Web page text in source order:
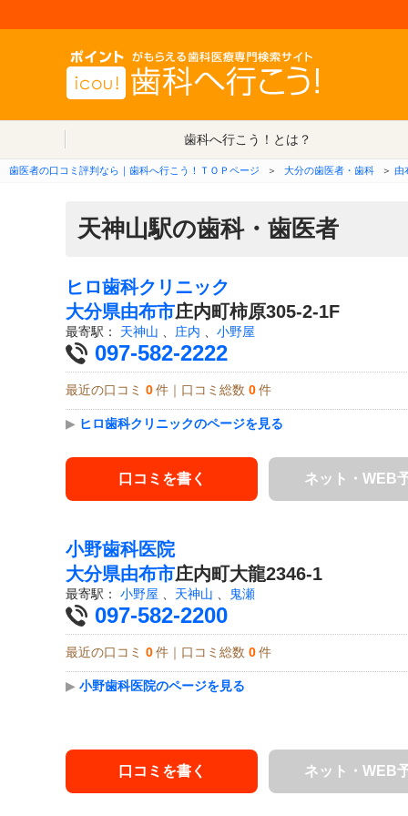
歯科へ行こう！とは？
歯医者の口コミ評判なら｜歯科へ行こう！ＴＯＰページ ＞ 大分の歯医者・歯科 ＞ 由
天神山駅の歯科・歯医者
ヒロ歯科クリニック
大分県由布市庄内町柿原305-2-1F
最寄駅： 天神山 庄内 小野屋
097-582-2222
最近の口コミ 0 件｜口コミ総数 0 件
▶ ヒロ歯科クリニックのページを見る
口コミを書く ネット・WEB
小野歯科医院
大分県由布市庄内町大龍2346-1
最寄駅： 小野屋 天神山 鬼瀬
097-582-2200
最近の口コミ 0 件｜口コミ総数 0 件
▶ 小野歯科医院のページを見る
口コミを書く ネット・WEB